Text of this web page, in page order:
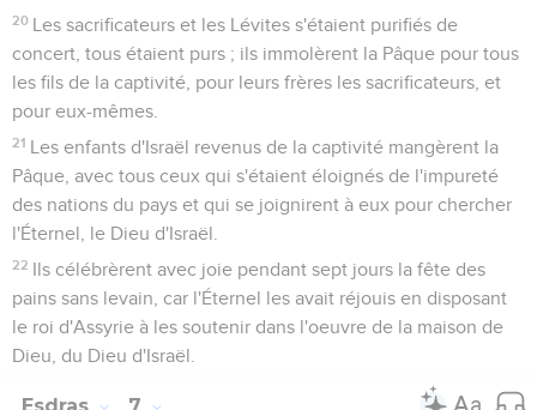
20 Les sacrificateurs et les Lévites s'étaient purifiés de
concert, tous étaient purs ; ils immolèrent la Pâque pour tous
les fils de la captivité, pour leurs frères les sacrificateurs, et
pour eux-mêmes.
21 Les enfants d'Israël revenus de la captivité mangèrent la
Pâque, avec tous ceux qui s'étaient éloignés de l'impureté
des nations du pays et qui se joignirent à eux pour chercher
l'Éternel, le Dieu d'Israël.
22 Ils célébrèrent avec joie pendant sept jours la fête des
pains sans levain, car l'Éternel les avait réjouis en disposant
le roi d'Assyrie à les soutenir dans l'oeuvre de la maison de
Dieu, du Dieu d'Israël.
Esdras 7